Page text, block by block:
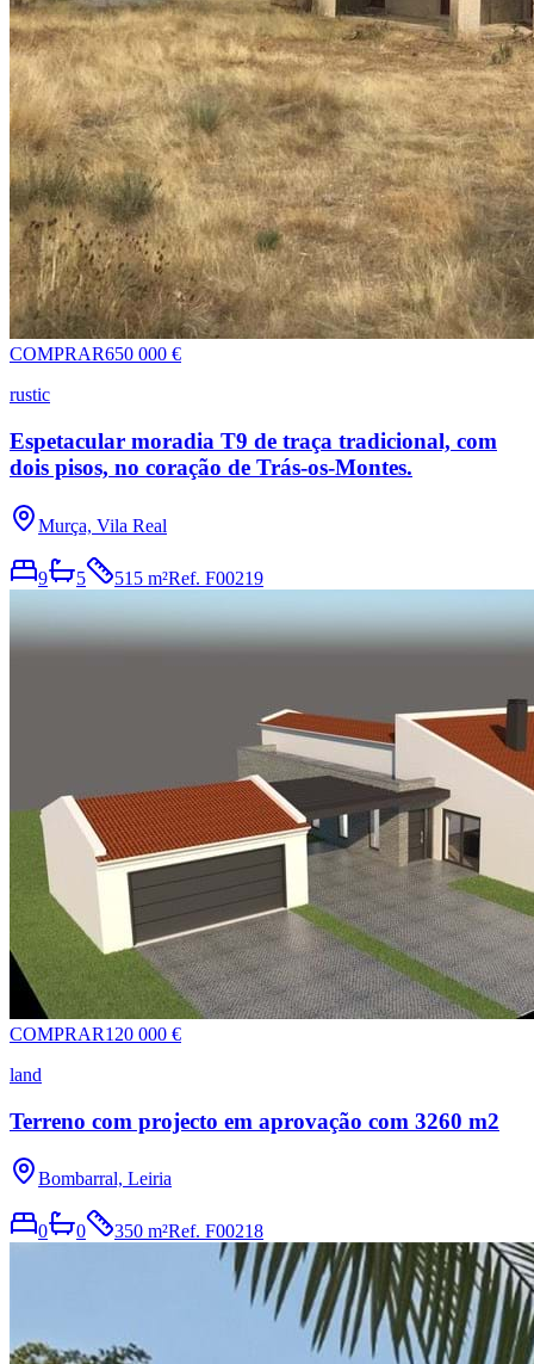
COMPRAR650 000 €
rustic
Espetacular moradia T9 de traça tradicional, com
dois pisos, no coração de Trás-os-Montes.
Murça, Vila Real
9 5 515 m²Ref. F00219
COMPRAR120 000 €
land
Terreno com projecto em aprovação com 3260 m2
Bombarral, Leiria
0 0 350 m²Ref. F00218